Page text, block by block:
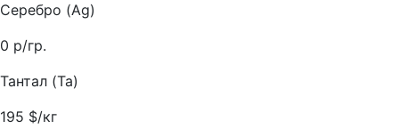
Серебро (Ag)
0 р/гр.
Тантал (Ta)
195 $/кг